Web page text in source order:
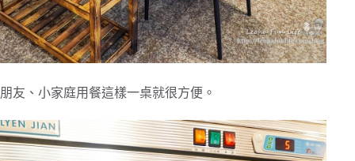
朋友、小家庭用餐這樣一桌就很方便。